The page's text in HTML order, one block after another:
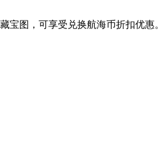
宝图，可享受兑换航海币折扣优惠。